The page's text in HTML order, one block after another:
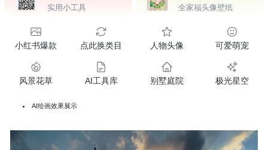
实用小工具 全家福头像壁纸
小红书爆款 点此换类目 人物头像 可爱萌宠
风景花草 AI工具库 别墅庭院 极光星空
AI绘画效果展示